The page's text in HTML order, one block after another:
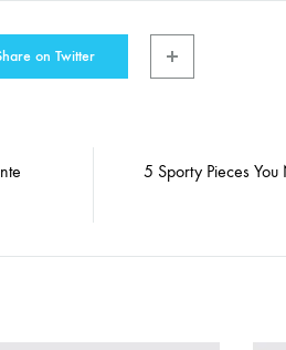
on Twitter
5 Sporty Pieces